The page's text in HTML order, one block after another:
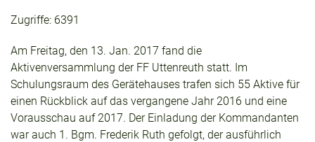
Zugriffe: 6391
Am Freitag, den 13. Jan. 2017 fand die
Aktivenversammlung der FF Uttenreuth statt. Im
Schulungsraum des Gerätehauses trafen sich 55 Aktive für
einen Rückblick auf das vergangene Jahr 2016 und eine
Vorausschau auf 2017. Der Einladung der Kommandanten
war auch 1. Bgm. Frederik Ruth gefolgt, der ausführlich